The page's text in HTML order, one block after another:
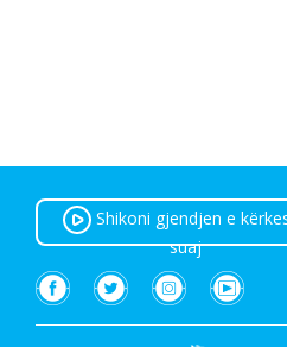
Shikoni gjendjen e kërkesës
suaj